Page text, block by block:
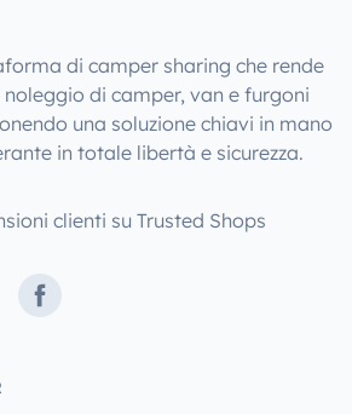
di camper sharing che rende
di camper, van e furgoni
una soluzione chiavi in mano
in totale libertà e sicurezza.
clienti su Trusted Shops
Facebook